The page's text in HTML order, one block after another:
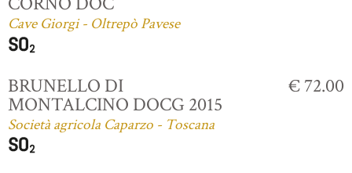
Cave Giorgi - Oltrepò Pavese
BRUNELLO DI
MONTALCINO DOCG 2015
Società agricola Caparzo - Toscana
€ 72.00